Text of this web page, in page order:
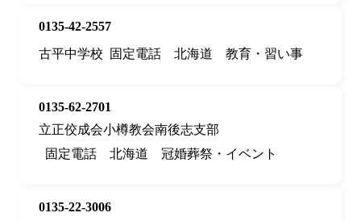
0135-42-2557
古平中学校
固定電話 北海道 教育・習い事
0135-62-2701
立正佼成会小樽教会南後志支部
固定電話
北海道 冠婚葬祭・イベント
0135-22-3006